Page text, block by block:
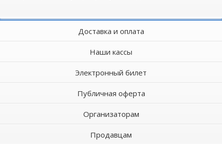
Доставка и оплата
Наши кассы
Электронный билет
Публичная оферта
Организаторам
Продавцам